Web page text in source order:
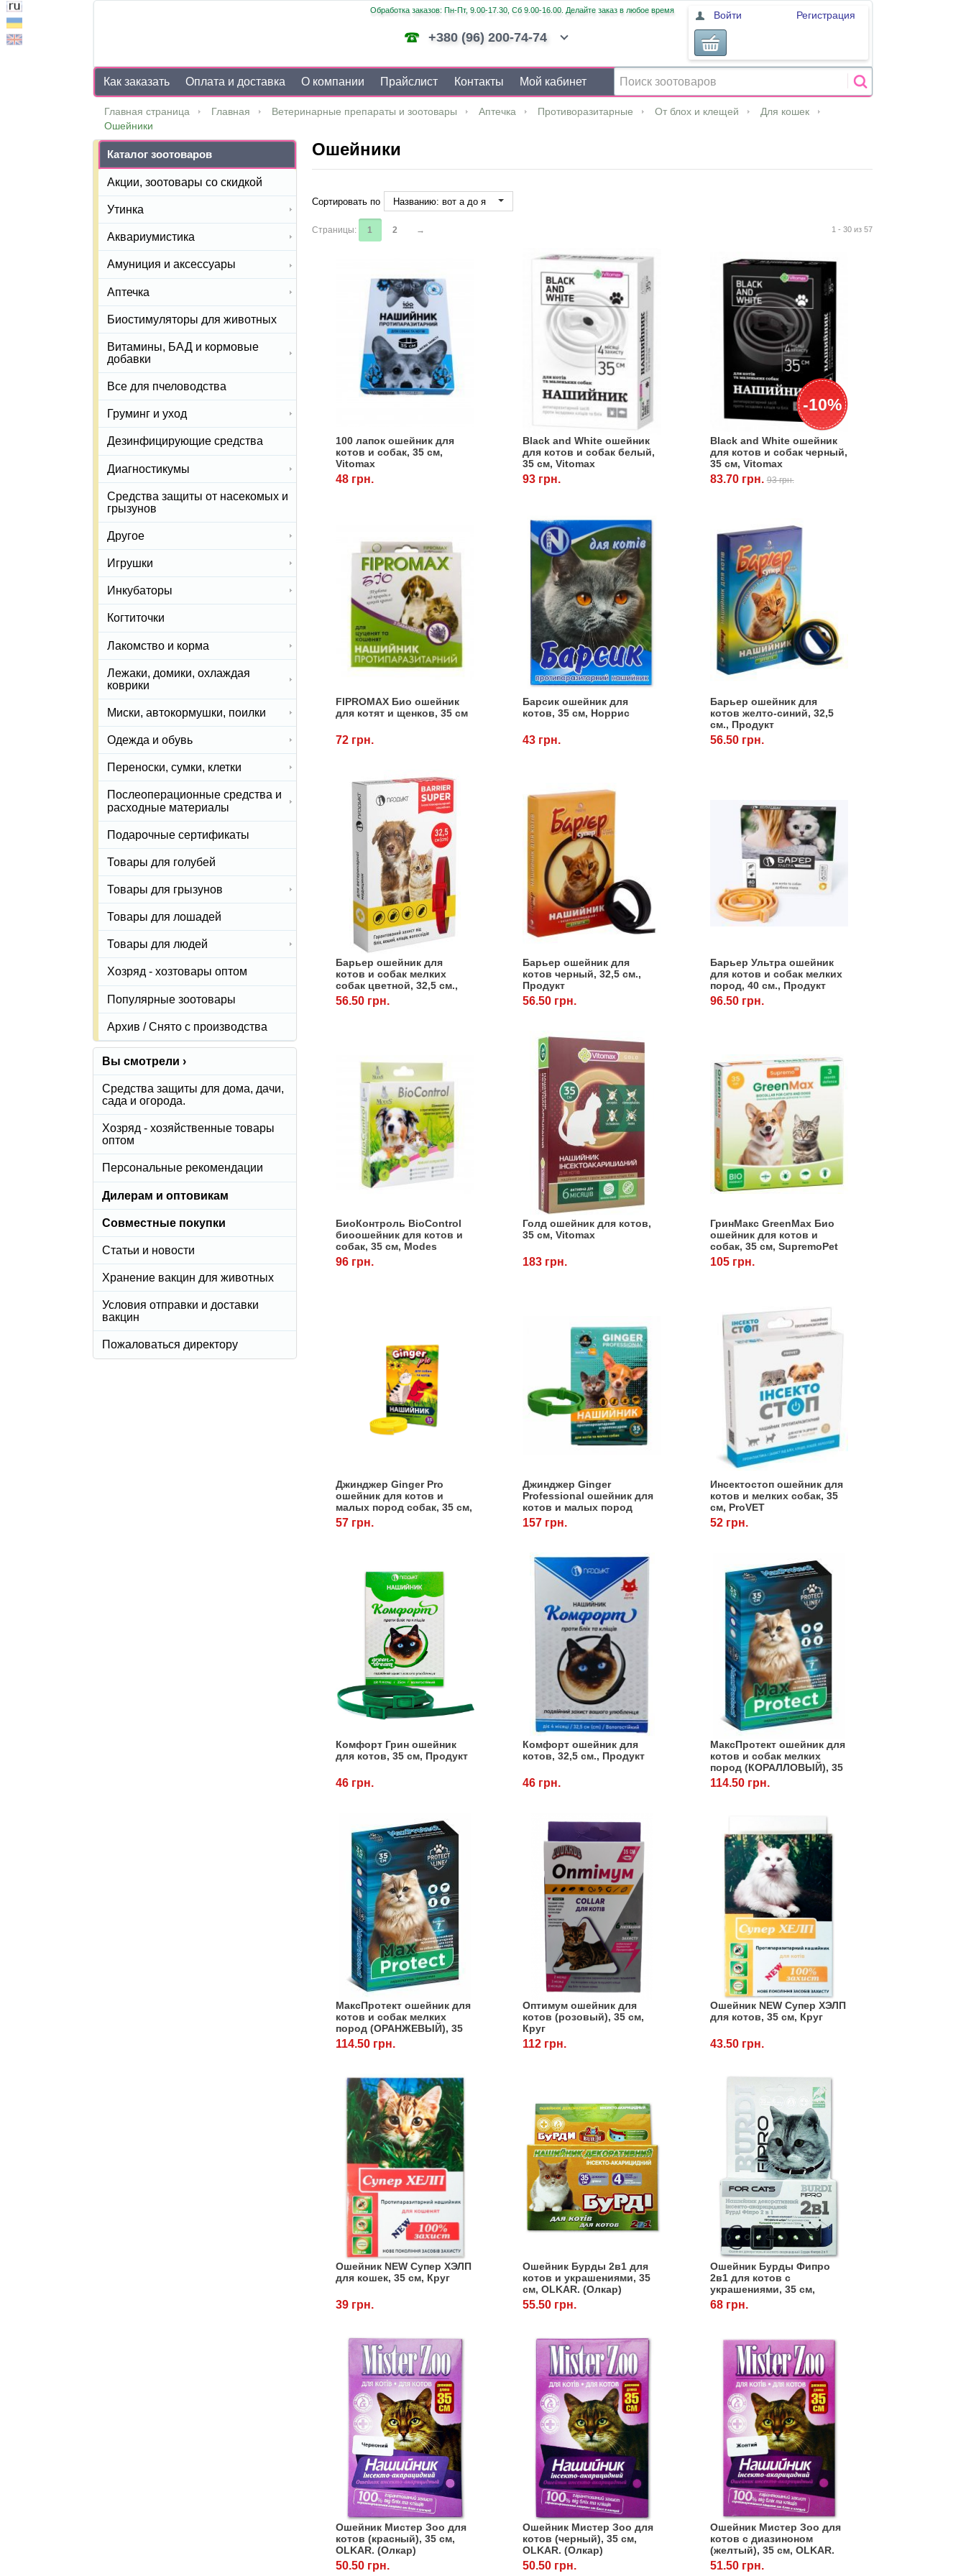
Обработка заказов: Пн-Пт, 9.00-17.30, Сб 9.00-16.00. Делайте заказ в любое время
+380 (96) 200-74-74
Войти Регистрация
Как заказать Оплата и доставка О компании Прайслист Контакты Мой кабинет
Главная страница Главная Ветеринарные препараты и зоотовары Аптечка Противоразитарные От блох и клещей
Для кошек
Ошейники
Ошейники
Сортировать по Названию: вот а до я
1 - 30 из 57
Страницы: 1 2 →
100 лапок ошейник для
котов и собак, 35 см,
Vitomax
48 грн.
Black and White ошейник
для котов и собак белый,
35 см, Vitomax
93 грн.
-10%
Black and White ошейник
для котов и собак черный,
35 см, Vitomax
83.70 грн.93 грн.
FIPROMAX Био ошейник
для котят и щенков, 35 см
72 грн.
Барсик ошейник для
котов, 35 см, Норрис
43 грн.
Барьер ошейник для
котов желто-синий, 32,5
см., Продукт
56.50 грн.
Барьер ошейник для
котов и собак мелких
собак цветной, 32,5 см.,
Продукт
56.50 грн.
Барьер ошейник для
котов черный, 32,5 см.,
Продукт
56.50 грн.
Барьер Ультра ошейник
для котов и собак мелких
пород, 40 см., Продукт
96.50 грн.
БиоКонтроль BioControl
биоошейник для котов и
собак, 35 см, Modes
96 грн.
Голд ошейник для котов,
35 см, Vitomax
183 грн.
ГринМакс GreenMax Био
ошейник для котов и
собак, 35 см, SupremoPet
105 грн.
Джинджер Ginger Pro
ошейник для котов и
малых пород собак, 35 см,
желтый.
57 грн.
Джинджер Ginger
Professional ошейник для
котов и малых пород
собак, 35 см, зеленый
157 грн.
Инсектостоп ошейник для
котов и мелких собак, 35
см, ProVET
52 грн.
Комфорт Грин ошейник
для котов, 35 см, Продукт
46 грн.
Комфорт ошейник для
котов, 32,5 см., Продукт
46 грн.
МаксПротект ошейник для
котов и собак мелких
пород (КОРАЛЛОВЫЙ), 35
см
114.50 грн.
МаксПротект ошейник для
котов и собак мелких
пород (ОРАНЖЕВЫЙ), 35
см
114.50 грн.
Оптимум ошейник для
котов (розовый), 35 см,
Круг
112 грн.
Ошейник NEW Супер ХЭЛП
для котов, 35 см, Круг
43.50 грн.
Ошейник NEW Супер ХЭЛП
для кошек, 35 см, Круг
39 грн.
Ошейник Бурды 2в1 для
котов и украшениями, 35
см, OLKAR. (Олкар)
55.50 грн.
Ошейник Бурды Фипро
2в1 для котов с
украшениями, 35 см,
OLKAR. (Олкар)
68 грн.
Ошейник Мистер Зоо для
котов (красный), 35 см,
OLKAR. (Олкар)
50.50 грн.
Ошейник Мистер Зоо для
котов (черный), 35 см,
OLKAR. (Олкар)
50.50 грн.
Ошейник Мистер Зоо для
котов с диазиноном
(желтый), 35 см, OLKAR.
(Олкар)
51.50 грн.
Каталог зоотоваров
Акции, зоотовары со скидкой
Утинка
Аквариумистика
Амуниция и аксессуары
Аптечка
Биостимуляторы для животных
Витамины, БАД и кормовые
добавки
Все для пчеловодства
Груминг и уход
Дезинфицирующие средства
Диагностикумы
Средства защиты от насекомых и
грызунов
Другое
Игрушки
Инкубаторы
Когтиточки
Лакомство и корма
Лежаки, домики, охлаждая
коврики
Миски, автокормушки, поилки
Одежда и обувь
Переноски, сумки, клетки
Послеоперационные средства и
расходные материалы
Подарочные сертификаты
Товары для голубей
Товары для грызунов
Товары для лошадей
Товары для людей
Хозряд - хозтовары оптом
Популярные зоотовары
Архив / Снято с производства
Вы смотрели ›
Средства защиты для дома, дачи,
сада и огорода.
Хозряд - хозяйственные товары
оптом
Персональные рекомендации
Дилерам и оптовикам
Совместные покупки
Статьи и новости
Хранение вакцин для животных
Условия отправки и доставки
вакцин
Пожаловаться директору